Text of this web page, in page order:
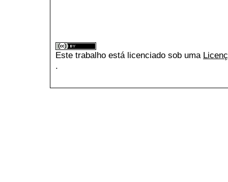
Este trabalho está licenciado sob uma
.